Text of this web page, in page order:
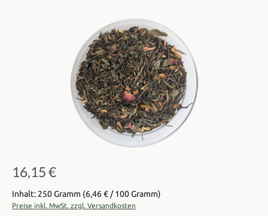
Bildergalerie überspringen
Regulärer Preis:
16,15 €
Inhalt: 250 Gramm (6,46 € / 100 Gramm)
Preise inkl. MwSt. zzgl. Versandkosten